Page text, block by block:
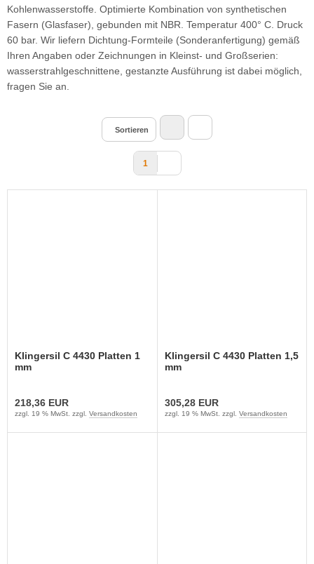
Kohlenwasserstoffe. Optimierte Kombination von synthetischen
Fasern (Glasfaser), gebunden mit NBR. Temperatur 400° C. Druck
60 bar. Wir liefern Dichtung-Formteile (Sonderanfertigung) gemäß
Ihren Angaben oder Zeichnungen in Kleinst- und Großserien:
wasserstrahlgeschnittene, gestanzte Ausführung ist dabei möglich,
fragen Sie an.
Sortieren
1
Klingersil C 4430 Platten 1
mm
218,36 EUR
zzgl. 19 % MwSt. zzgl. Versandkosten
Klingersil C 4430 Platten 1,5
mm
305,28 EUR
zzgl. 19 % MwSt. zzgl. Versandkosten